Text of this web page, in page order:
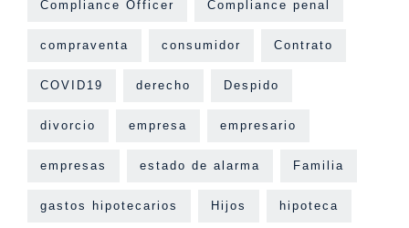
Compliance Officer Compliance penal
compraventa consumidor Contrato
COVID19 derecho Despido
divorcio empresa empresario
empresas estado de alarma Familia
gastos hipotecarios Hijos hipoteca